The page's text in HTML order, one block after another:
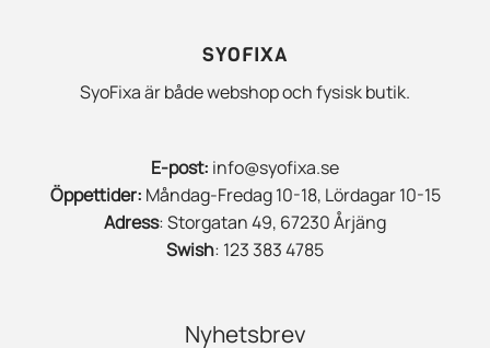
SYOFIXA
SyoFixa är både webshop och fysisk butik.
E-post: info@syofixa.se
Öppettider: Måndag-Fredag 10-18, Lördagar 10-15
Adress: Storgatan 49, 67230 Årjäng
Swish: 123 383 4785
Nyhetsbrev